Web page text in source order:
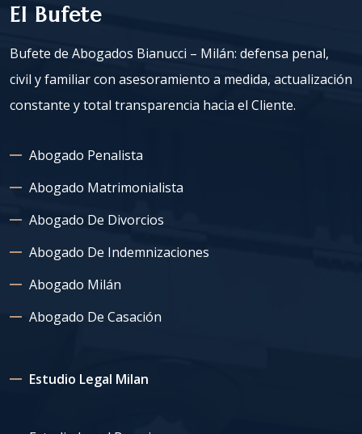
El Bufete
Bufete de Abogados Bianucci – Milán: defensa penal,
civil y familiar con asesoramiento a medida, actualización
constante y total transparencia hacia el Cliente.
Abogado Penalista
Abogado Matrimonialista
Abogado De Divorcios
Abogado De Indemnizaciones
Abogado Milán
Abogado De Casación
Estudio Legal Milan